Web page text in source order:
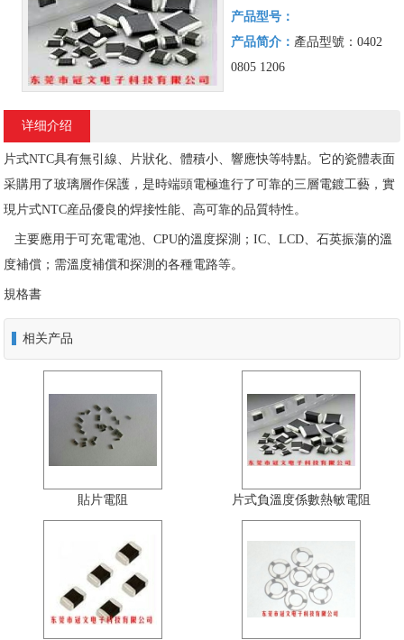
产品型号：
产品简介： 產品型號：0402
0805 1206
详细介绍
片式NTC具有無引線、片狀化、體積小、響應快等特點。它的瓷體表面
采購用了玻璃層作保護，是時端頭電極進行了可靠的三層電鍍工藝，實
現片式NTC産品優良的焊接性能、高可靠的品質特性。
主要應用于可充電電池、CPU的溫度探測；IC、LCD、石英振蕩的溫
度補償；需溫度補償和探測的各種電路等。
規格書
相关产品
貼片電阻 片式負溫度係數熱敏電阻